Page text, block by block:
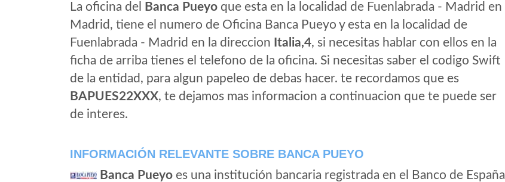
La oficina del Banca Pueyo que esta en la localidad de Fuenlabrada - Madrid en
Madrid, tiene el numero de Oficina Banca Pueyo y esta en la localidad de
Fuenlabrada - Madrid en la direccion Italia,4, si necesitas hablar con ellos en la
ficha de arriba tienes el telefono de la oficina. Si necesitas saber el codigo Swift
de la entidad, para algun papeleo de debas hacer. te recordamos que es
BAPUES22XXX, te dejamos mas informacion a continuacion que te puede ser
de interes.
INFORMACIÓN RELEVANTE SOBRE BANCA PUEYO
Banca Pueyo es una institución bancaria registrada en el Banco de España